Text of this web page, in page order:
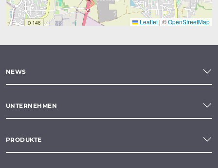
Leaflet | ©OpenStreetMap
NEWS
UNTERNEHMEN
PRODUKTE